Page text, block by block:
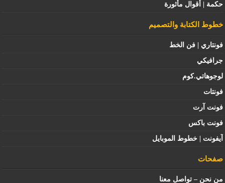
حكمة | أقوال مأثورة
خطوط الكتابة والتصميم
فونتاري | فن الخط
جرافيكي
لوجوهاتي.كوم
فونتات
فونت آرت
فونت باكس
آيفونت | خطوط الموبايل
صفحات
من نحن – تواصل معنا